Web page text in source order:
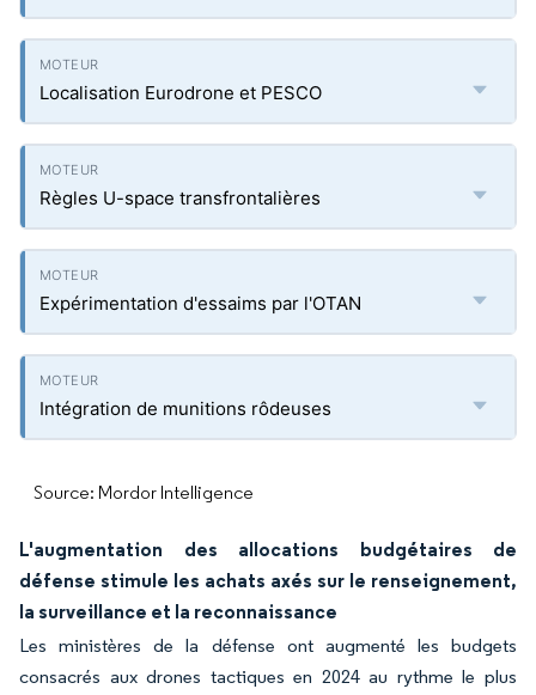
Localisation Eurodrone et PESCO
Règles U-space transfrontalières
Expérimentation d'essaims par l'OTAN
Intégration de munitions rôdeuses
Source: Mordor Intelligence
L'augmentation des allocations budgétaires de
défense stimule les achats axés sur le renseignement,
la surveillance et la reconnaissance
Les ministères de la défense ont augmenté les budgets
consacrés aux drones tactiques en 2024 au rythme le plus